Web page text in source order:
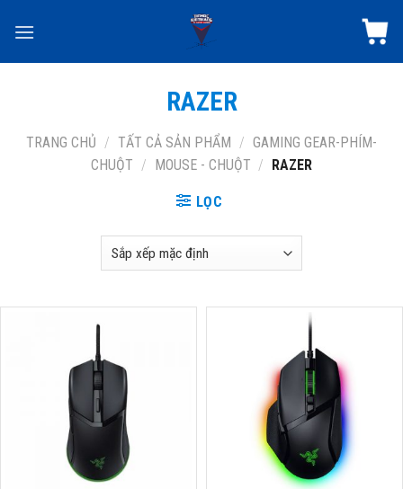
RAZER
TRANG CHỦ / TẤT CẢ SẢN PHẨM / GAMING GEAR-PHÍM-
CHUỘT / MOUSE - CHUỘT / RAZER
LỌC